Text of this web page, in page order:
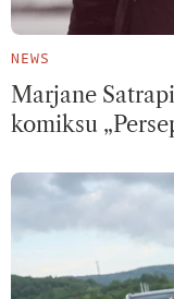
NEWS
Marjane
komiksu